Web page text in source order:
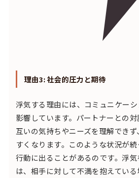
理由3: 社会的圧力と期待
浮気する理由には、コミュニケー
影響しています。パートナーとの対
互いの気持ちやニーズを理解でき
すくなります。このような状況が
行動に出ることがあるのです。浮気
は、相手に対して不満を抱えてい